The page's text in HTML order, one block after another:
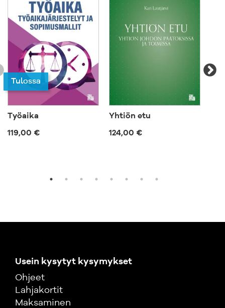
Tulossa
Työaika
119,00 €
Yhtiön etu
124,00 €
Usein kysytyt kysymykset
Ohjeet
Lahjakortit
Maksaminen